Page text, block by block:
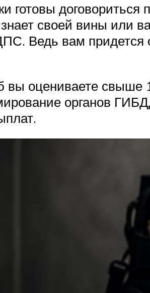
готовы
своей вины или
Ведь вам придется
оцениваете свыше
органов